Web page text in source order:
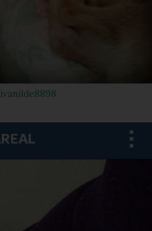
ivanilde8898